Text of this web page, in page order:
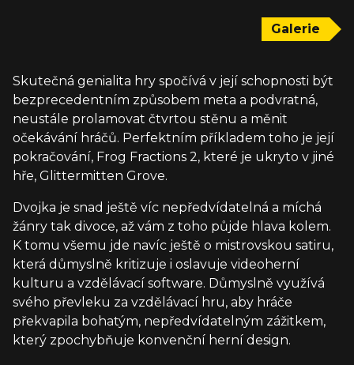
Galerie
Skutečná genialita hry spočívá v její schopnosti být
bezprecedentním způsobem meta a podvratná,
neustále prolamovat čtvrtou stěnu a měnit
očekávání hráčů. Perfektním příkladem toho je její
pokračování, Frog Fractions 2, které je ukryto v jiné
hře, Glittermitten Grove.
Dvojka je snad ještě víc nepředvídatelná a míchá
žánry tak divoce, až vám z toho půjde hlava kolem.
K tomu všemu jde navíc ještě o mistrovskou satiru,
která důmyslně kritizuje i oslavuje videoherní
kulturu a vzdělávací software. Důmyslně využívá
svého převleku za vzdělávací hru, aby hráče
překvapila bohatým, nepředvídatelným zážitkem,
který zpochybňuje konvenční herní design.